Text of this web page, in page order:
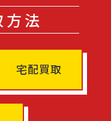
法
宅配買取